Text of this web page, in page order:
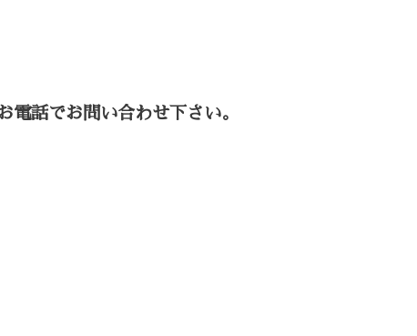
話でお問い合わせ下さい。